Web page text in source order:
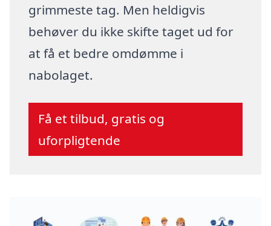
grimmeste tag. Men heldigvis
behøver du ikke skifte taget ud for
at få et bedre omdømme i
nabolaget.
Få et tilbud, gratis og
uforpligtende